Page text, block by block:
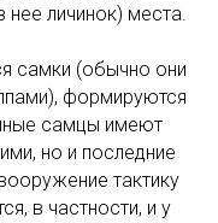
нее личинок) места.
самки (обычно они
формируются
самцы имеют
но и последние
тактику
в частности, и у